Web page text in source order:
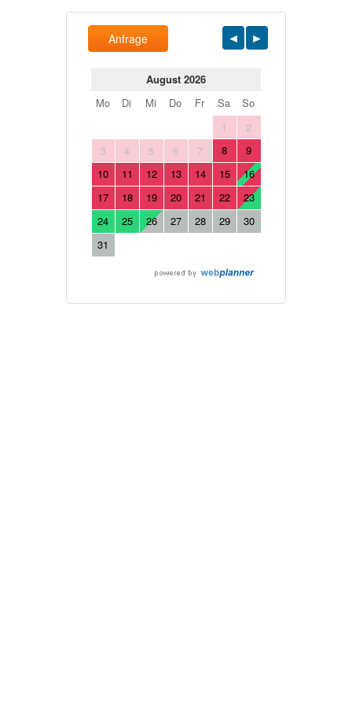
Anfrage
August 2026
Mo
Di Mi Do Fr Sa
So
1
2
3
4 5 6 7 8
9
10
11 12 13 14 15
16
17
18 19 20 21 22
23
24
25 26 27 28 29
30
31